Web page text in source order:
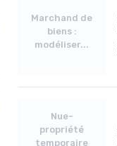
Marchand de
biens :
modéliser...
Nue-
propriété
temporaire